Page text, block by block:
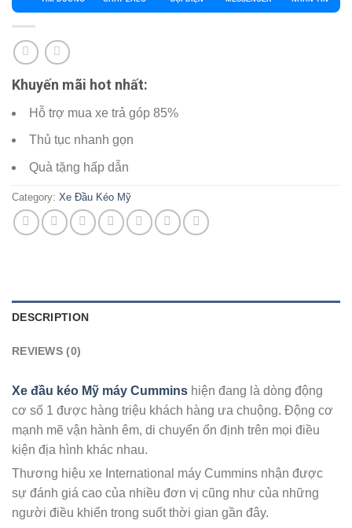
Khuyến mãi hot nhất:
Hỗ trợ mua xe trả góp 85%
Thủ tục nhanh gọn
Quà tặng hấp dẫn
Category: Xe Đầu Kéo Mỹ
DESCRIPTION
REVIEWS (0)
Xe đầu kéo Mỹ máy Cummins hiện đang là dòng động
cơ số 1 được hàng triệu khách hàng ưa chuộng. Động cơ
mạnh mẽ vận hành êm, di chuyển ổn định trên mọi điều
kiện địa hình khác nhau.
Thương hiệu xe International máy Cummins nhận được
sự đánh giá cao của nhiều đơn vị cũng như của những
người điều khiển trong suốt thời gian gần đây.